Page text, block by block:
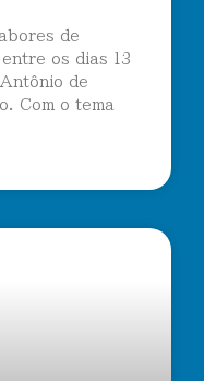
de
os dias 13
de
Com o tema